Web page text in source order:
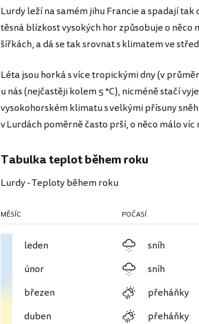
Lurdy leží na samém jihu Francie a spadají
těsná blízkost vysokých hor způsobuje o
šířkách, a dá se tak srovnat s klimatem ve
Léta jsou horká s více tropickými dny (v
u nás (nejčastěji kolem 5 °C), nicméně stačí
vysokohorském klimatu s velkými přísuny
v Lurdách poměrně často prší, o něco málo víc
Tabulka teplot během roku
Lurdy - Teploty během roku
MĚSÍC POČASÍ
leden sníh
únor
sníh
březen
přeháňky
duben
přeháňky